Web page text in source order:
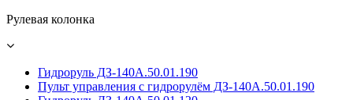
Рулевая колонка
Гидроруль ДЗ-140А.50.01.190
Пульт управления с гидрорулём ДЗ-140А.50.01.190